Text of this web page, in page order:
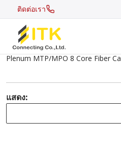
ติดต่อเรา
Recent Search
Hot Search
Plenum MTP/MPO 8 Core Fiber
แสดง: